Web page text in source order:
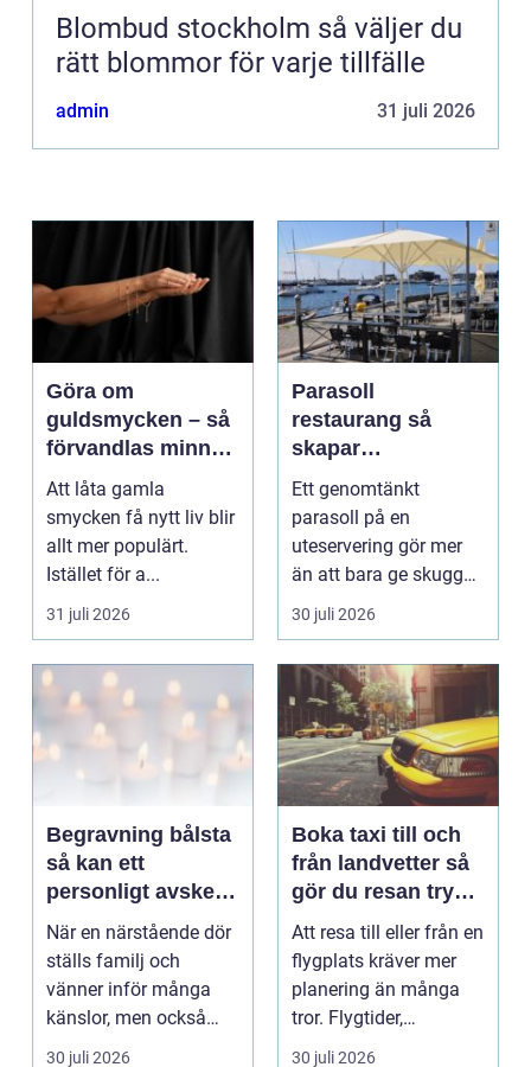
Blombud stockholm så väljer du
rätt blommor för varje tillfälle
admin 31 juli 2026
Göra om
guldsmycken – så
förvandlas minnen
till nya favoriter
Att låta gamla
smycken få nytt liv blir
allt mer populärt.
Istället för a...
31 juli 2026
Parasoll
restaurang så
skapar
uteserveringen rätt
känsla året runt
Ett genomtänkt
parasoll på en
uteservering gör mer
än att bara ge skugga.
Det påverkar hur länge
gäs...
30 juli 2026
Begravning bålsta
så kan ett
personligt avsked
formas
När en närstående dör
ställs familj och
vänner inför många
känslor, men också
praktiska beslut. En b...
30 juli 2026
Boka taxi till och
från landvetter så
gör du resan trygg
och smidig
Att resa till eller från en
flygplats kräver mer
planering än många
tror. Flygtider,
packning, säker...
30 juli 2026